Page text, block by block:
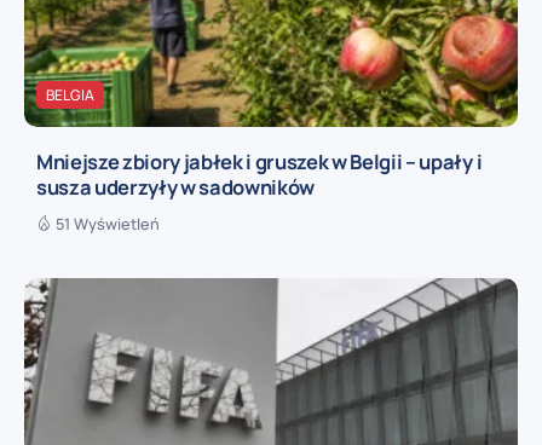
BELGIA
Mniejsze zbiory jabłek i gruszek w Belgii – upały i
susza uderzyły w sadowników
51 Wyświetleń